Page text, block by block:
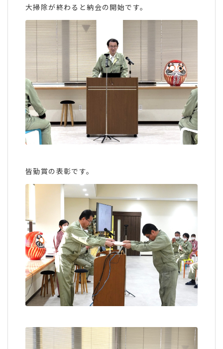
大掃除が終わると納会の開始です。
皆勤賞の表彰です。